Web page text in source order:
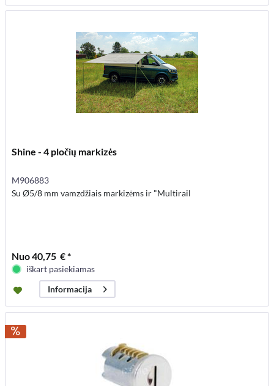
Shine - 4 pločių markizės
M906883
Su Ø5/8 mm vamzdžiais markizėms ir "Multirail
Nuo 40,75 € *
iškart pasiekiamas
Informacija